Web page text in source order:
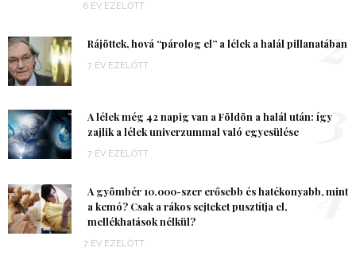
6 ÉV EZELŐTT
Rájöttek, hová “párolog el” a lélek a halál pillanatában
7 ÉV EZELŐTT 2
A lélek még 42 napig van a Földön a halál után: így
zajlik a lélek univerzummal való egyesülése
7 ÉV EZELŐTT
3
A gyömbér 10.000-szer erősebb és hatékonyabb, mint
a kemó? Csak a rákos sejteket pusztítja el,
mellékhatások nélkül?
7 ÉV EZELŐTT
4